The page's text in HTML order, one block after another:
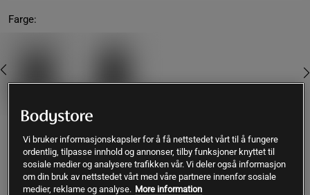
Farge:
Kjøp
Gratis frakt over 399 kr Gratis retur 14 dagers angrerett
Vi bruker informasjonskapsler for å få nettstedet vårt til å fungere
ordentlig, tilpasse innhold og annonser, tilby funksjoner knyttet til
sosiale medier og analysere trafikken vår. Vi deler også informasjon
om din bruk av nettstedet vårt med våre partnere innenfor sosiale
medier, reklame og analyse. More information